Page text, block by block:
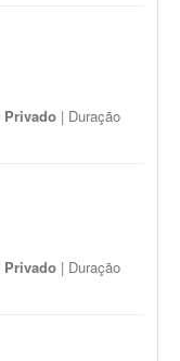
Privado | Duração
Privado | Duração